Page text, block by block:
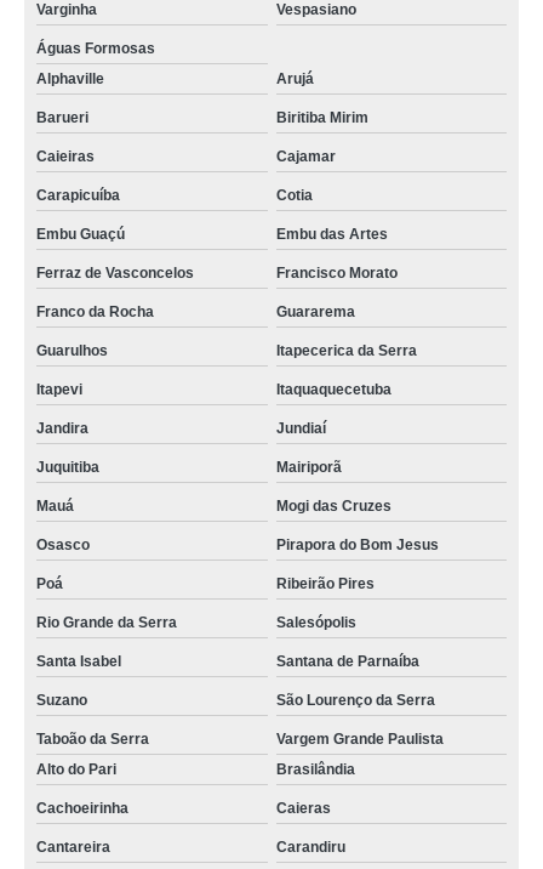
Varginha Vespasiano
Águas Formosas
Alphaville
Arujá
Barueri Biritiba Mirim
Caieiras Cajamar
Carapicuíba Cotia
Embu Guaçú Embu das Artes
Ferraz de Vasconcelos Francisco Morato
Franco da Rocha Guararema
Guarulhos Itapecerica da Serra
Itapevi Itaquaquecetuba
Jandira Jundiaí
Juquitiba Mairiporã
Mauá Mogi das Cruzes
Osasco Pirapora do Bom Jesus
Poá Ribeirão Pires
Rio Grande da Serra Salesópolis
Santa Isabel Santana de Parnaíba
Suzano São Lourenço da Serra
Taboão da Serra
Vargem Grande Paulista
Alto do Pari
Brasilândia
Cachoeirinha Caieras
Cantareira Carandiru